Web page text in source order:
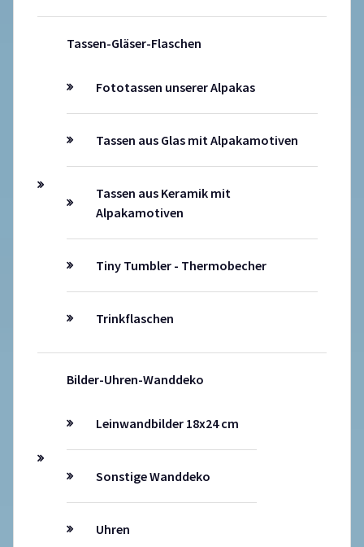
Tassen-Gläser-Flaschen
Fototassen unserer Alpakas
Tassen aus Glas mit Alpakamotiven
Tassen aus Keramik mit
Alpakamotiven
Tiny Tumbler - Thermobecher
Trinkflaschen
Bilder-Uhren-Wanddeko
Leinwandbilder 18x24 cm
Sonstige Wanddeko
Uhren